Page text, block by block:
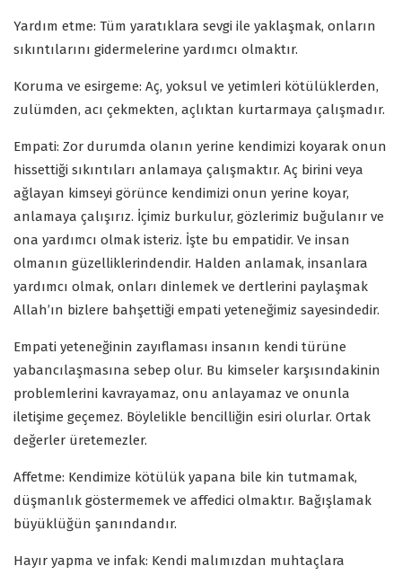
Yardım etme: Tüm yaratıklara sevgi ile yaklaşmak, onların
sıkıntılarını gidermelerine yardımcı olmaktır.
Koruma ve esirgeme: Aç, yoksul ve yetimleri kötülüklerden,
zulümden, acı çekmekten, açlıktan kurtarmaya çalışmadır.
Empati: Zor durumda olanın yerine kendimizi koyarak onun
hissettiği sıkıntıları anlamaya çalışmaktır. Aç birini veya
ağlayan kimseyi görünce kendimizi onun yerine koyar,
anlamaya çalışırız. İçimiz burkulur, gözlerimiz buğulanır ve
ona yardımcı olmak isteriz. İşte bu empatidir. Ve insan
olmanın güzelliklerindendir. Halden anlamak, insanlara
yardımcı olmak, onları dinlemek ve dertlerini paylaşmak
Allah’ın bizlere bahşettiği empati yeteneğimiz sayesindedir.
Empati yeteneğinin zayıflaması insanın kendi türüne
yabancılaşmasına sebep olur. Bu kimseler karşısındakinin
problemlerini kavrayamaz, onu anlayamaz ve onunla
iletişime geçemez. Böylelikle bencilliğin esiri olurlar. Ortak
değerler üretemezler.
Affetme: Kendimize kötülük yapana bile kin tutmamak,
düşmanlık göstermemek ve affedici olmaktır. Bağışlamak
büyüklüğün şanındandır.
Hayır yapma ve infak: Kendi malımızdan muhtaçlara